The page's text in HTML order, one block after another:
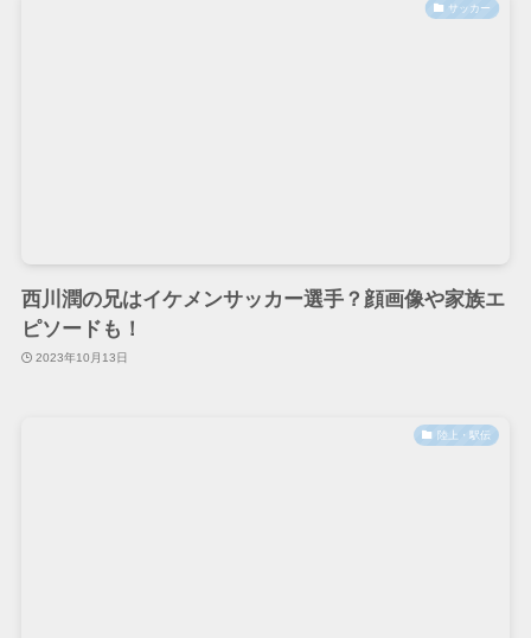
サッカー
西川潤の兄はイケメンサッカー選手？顔画像や家族エ
ピソードも！
2023年10月13日
陸上・駅伝